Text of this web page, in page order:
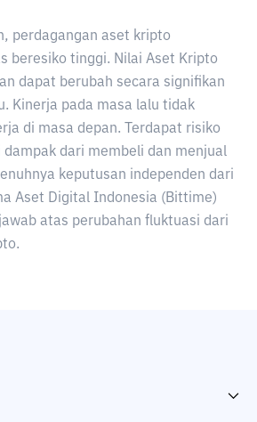
perdagangan aset kripto
beresiko tinggi. Nilai Aset Kripto
dapat berubah secara signifikan
Kinerja pada masa lalu tidak
di masa depan. Terdapat risiko
dampak dari membeli dan menjual
keputusan independen dari
Aset Digital Indonesia (Bittime)
atas perubahan fluktuasi dari